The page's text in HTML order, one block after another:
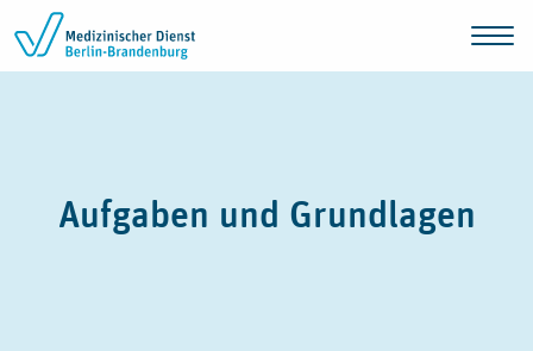
Zum Inhalt springen
Aufgaben und Grundlagen